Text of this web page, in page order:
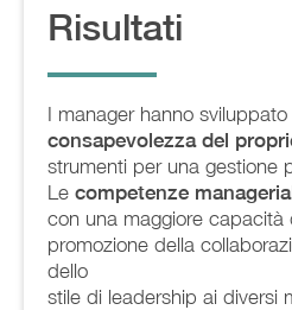
Risultati
I manager hanno
consapevolezza del
strumenti per una gestione
Le competenze
con una maggiore capacità
promozione della
dello
stile di leadership ai diversi